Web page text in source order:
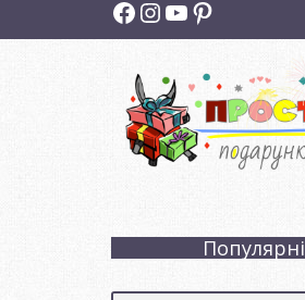
Facebook
Instagram
YouTube
Pinterest
Популярні